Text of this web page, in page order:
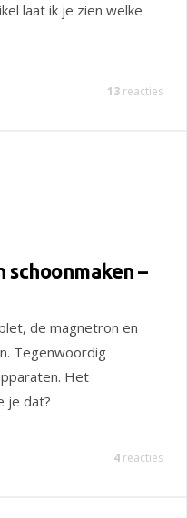
laat ik je zien welke
13 reacties
–
de magnetron en
Tegenwoordig
Het
je dat?
4 reacties